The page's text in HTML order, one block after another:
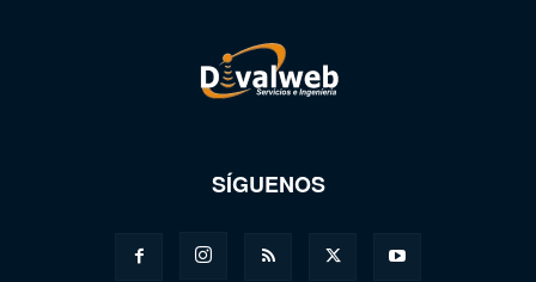
SÍGUENOS